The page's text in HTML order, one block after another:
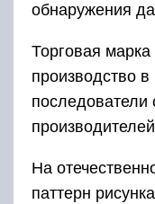
обнаружения
Торговая
производство
последователи
На
паттерн